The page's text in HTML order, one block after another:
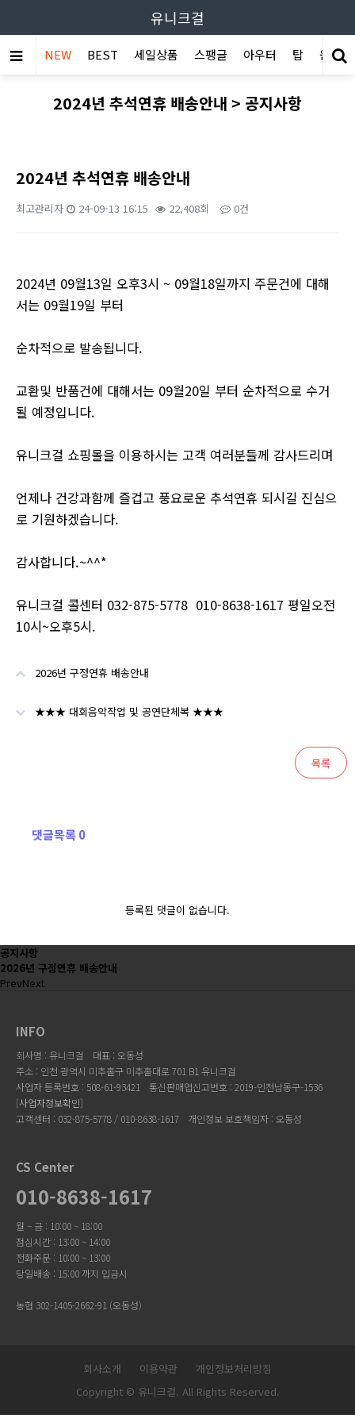
유니크걸
NEW BEST 세일상품 스팽글 아우터 탑 원피스
2024년 추석연휴 배송안내 > 공지사항
2024년 추석연휴 배송안내
최고관리자 24-09-13 16:15 22,408회 0건
2024년 09월13일 오후3시 ~ 09월18일까지 주문건에 대해
서는 09월19일 부터
순차적으로 발송됩니다.
교환및 반품건에 대해서는 09월20일 부터 순차적으로 수거
될 예정입니다.
유니크걸 쇼핑몰을 이용하시는 고객 여러분들께 감사드리며
언제나 건강과함께 즐겁고 풍요로운 추석연휴 되시길 진심으
로 기원하겠습니다.
감사합니다.~^^*
유니크걸 콜센터 032-875-5778 010-8638-1617 평일오전
10시~오후5시.
2026년 구정연휴 배송안내
★★★ 대회음악작업 및 공연단체복 ★★★
목록
댓글목록 0
등록된 댓글이 없습니다.
공지사항
2026년 구정연휴 배송안내
PrevNext
INFO
회사명 : 유니크걸
대표 : 오동성
주소 : 인천 광역시 미추홀구 미추홀대로 701 B1 유니크걸
사업자 등록번호 : 508-61-93421
통신판매업신고번호 : 2019-인천남동구-1536
[사업자정보확인]
고객센터 : 032-875-5778 / 010-8638-1617
개인정보 보호책임자 : 오동성
CS Center
010-8638-1617
월 ~ 금 : 10:00 ~ 18:00
점심시간 : 13:00 ~ 14:00
전화주문 : 10:00 ~ 13:00
당일배송 : 15:00 까지 입금시
농협 302-1405-2662-91 (오동성)
회사소개 이용약관
개인정보처리방침
Copyright © 유니크걸. All Rights Reserved.